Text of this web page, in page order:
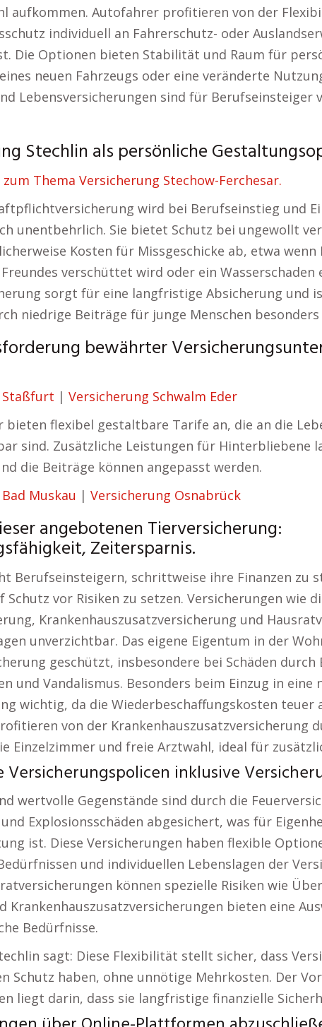
aufkommen. Autofahrer profitieren von der
individuell an Fahrerschutz- oder
Die Optionen bieten Stabilität und Raum für
neuen Fahrzeugs oder eine veränderte
Lebensversicherungen sind für Berufseinsteiger
Stechlin als persönliche
zum Thema Versicherung Stechow-Ferchesar.
wird bei Berufseinstieg und
unentbehrlich. Sie bietet Schutz bei ungewollt
Kosten für Missgeschicke ab, etwa wenn
verschüttet wird oder ein Wasserschaden
sorgt für eine langfristige Absicherung und
niedrige Beiträge für junge Menschen
bewährter
Staßfurt | Versicherung Schwalm Eder
bieten flexibel gestaltbare Tarife an, die an die
sind. Zusätzliche Leistungen für Hinterbliebene
die Beiträge können angepasst werden.
Muskau | Versicherung Osnabrück
angebotenen Tierversicherung:
Zeitersparnis.
Berufseinsteigern, schrittweise ihre Finanzen zu
vor Risiken zu setzen. Versicherungen wie
Krankenhauszusatzversicherung und
unverzichtbar. Das eigene Eigentum in der
geschützt, insbesondere bei Schäden durch
und Vandalismus. Besonders beim Einzug in eine
wichtig, da die Wiederbeschaffungskosten teuer
von der Krankenhauszusatzversicherung
Einzelzimmer und freie Arztwahl, ideal für
Versicherungspolicen inklusive
wertvolle Gegenstände sind durch die
Explosionsschäden abgesichert, was für
ist. Diese Versicherungen haben flexible
und individuellen Lebenslagen der
können spezielle Risiken wie
Krankenhauszusatzversicherungen bieten eine
Bedürfnisse.
sagt: Diese Flexibilität stellt sicher, dass
Schutz haben, ohne unnötige Mehrkosten. Der
liegt darin, dass sie langfristige finanzielle